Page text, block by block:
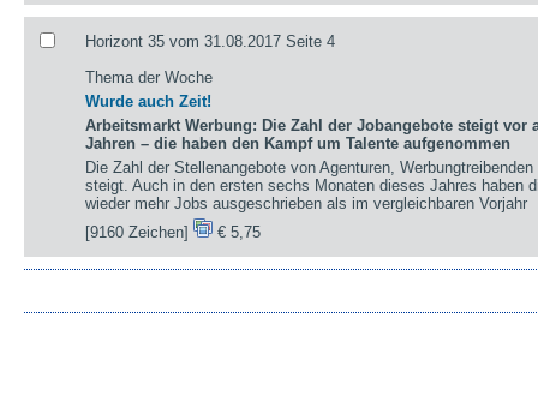
Horizont 35 vom 31.08.2017 Seite 4
Thema der Woche
Wurde auch Zeit!
Arbeitsmarkt Werbung: Die Zahl der Jobangebote steigt vor
Jahren – die haben den Kampf um Talente aufgenommen
Die Zahl der Stellenangebote von Agenturen,
steigt. Auch in den ersten sechs Monaten dieses Jahres haben
wieder mehr Jobs ausgeschrieben als im vergleichbaren Vorjahr
[9160 Zeichen]
€ 5,75